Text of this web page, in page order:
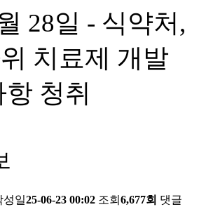
28일 - 식약처,
치료제 개발
청취
성일25-06-23 00:02조회 6,677회 댓글